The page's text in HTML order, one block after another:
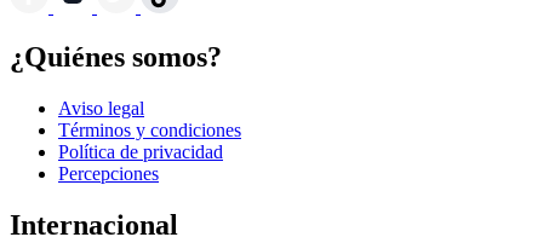
¿Quiénes somos?
Aviso legal
Términos y condiciones
Política de privacidad
Percepciones
Internacional